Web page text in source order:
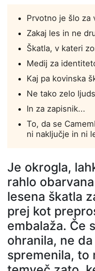
Prvotno je šlo za
Zakaj les in ne
Škatla, v kateri
Medij za
Kaj pa kovinska
Ne tako zelo
In za zapisnik...
To, da se
ni naključje in ni
Je okrogla,
rahlo
lesena škatla
prej kot
embalaža. Če
ohranila, ne
spremenila, to